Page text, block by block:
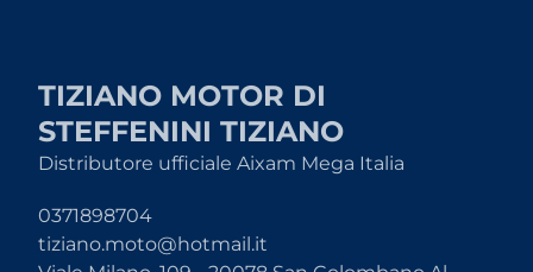
TIZIANO MOTOR DI
STEFFENINI TIZIANO
Distributore ufficiale Aixam Mega Italia
0371898704
tiziano.moto@hotmail.it